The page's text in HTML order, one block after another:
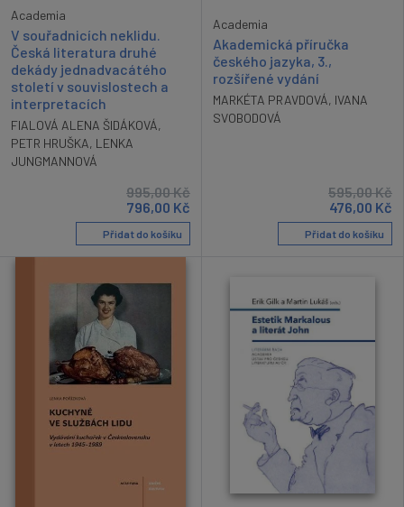
Academia
V souřadnicích neklidu.
Česká literatura druhé
dekády jednadvacátého
století v souvislostech a
interpretacích
FIALOVÁ ALENA ŠIDÁKOVÁ,
PETR HRUŠKA, LENKA
JUNGMANNOVÁ
995,00Kč
796,00 Kč
Přidat do košíku
Academia
Akademická příručka
českého jazyka, 3.,
rozšířené vydání
MARKÉTA PRAVDOVÁ, IVANA
SVOBODOVÁ
595,00Kč
476,00 Kč
Přidat do košíku